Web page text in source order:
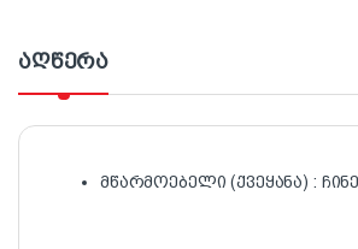
აღწერა
მწარმოებელი (ქვეყანა) :